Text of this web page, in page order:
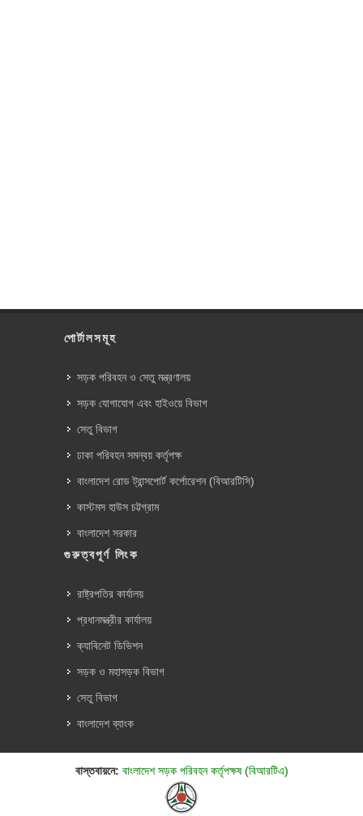
পোর্টালসমূহ
সড়ক পরিবহন ও সেতু মন্ত্রণালয়
সড়ক যোগাযোগ এবং হাইওয়ে বিভাগ
সেতু বিভাগ
ঢাকা পরিবহন সমন্বয় কর্তৃপক্ষ
বাংলাদেশ রোড ট্রান্সপোর্ট কর্পোরেশন (বিআরটিসি)
কাস্টমস হাউস চট্টগ্রাম
বাংলাদেশ সরকার
গুরুত্বপূর্ণ লিংক
রাষ্ট্রপতির কার্যালয়
প্রধানমন্ত্রীর কার্যালয়
ক্যাবিনেট ডিভিশন
সড়ক ও মহাসড়ক বিভাগ
সেতু বিভাগ
বাংলাদেশ ব্যাংক
বাস্তবায়নে: বাংলাদেশ সড়ক পরিবহন কর্তৃপক্ষ (বিআরটিএ)